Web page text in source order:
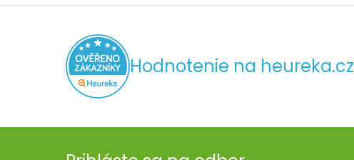
Hodnotenie na heureka.cz